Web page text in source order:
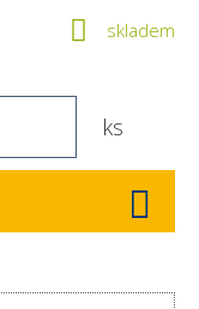
skladem
ks